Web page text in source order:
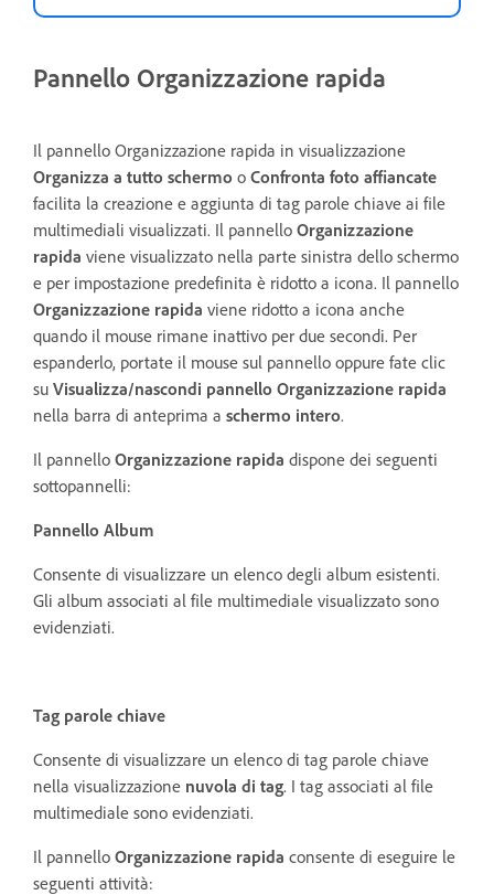
Pannello Organizzazione rapida
Il pannello Organizzazione rapida in visualizzazione
Organizza a tutto schermo o Confronta foto affiancate
facilita la creazione e aggiunta di tag parole chiave ai file
multimediali visualizzati. Il pannello Organizzazione
rapida viene visualizzato nella parte sinistra dello schermo
e per impostazione predefinita è ridotto a icona. Il pannello
Organizzazione rapida viene ridotto a icona anche
quando il mouse rimane inattivo per due secondi. Per
espanderlo, portate il mouse sul pannello oppure fate clic
su Visualizza/nascondi pannello Organizzazione rapida
nella barra di anteprima a schermo intero.
Il pannello Organizzazione rapida dispone dei seguenti
sottopannelli:
Pannello Album
Consente di visualizzare un elenco degli album esistenti.
Gli album associati al file multimediale visualizzato sono
evidenziati.
Tag parole chiave
Consente di visualizzare un elenco di tag parole chiave
nella visualizzazione nuvola di tag. I tag associati al file
multimediale sono evidenziati.
Il pannello Organizzazione rapida consente di eseguire le
seguenti attività: